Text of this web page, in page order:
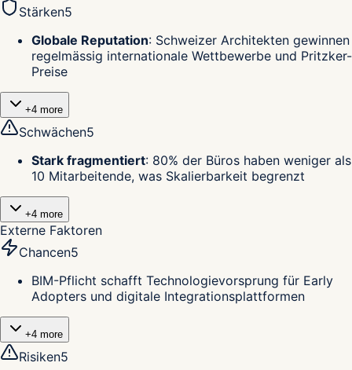
Stärken5
Globale Reputation: Schweizer Architekten gewinnen
regelmässig internationale Wettbewerbe und Pritzker-
Preise
+4 more
Schwächen5
Stark fragmentiert: 80% der Büros haben weniger als
10 Mitarbeitende, was Skalierbarkeit begrenzt
+4 more
Externe Faktoren
Chancen5
BIM-Pflicht schafft Technologievorsprung für Early
Adopters und digitale Integrationsplattformen
+4 more
Risiken5